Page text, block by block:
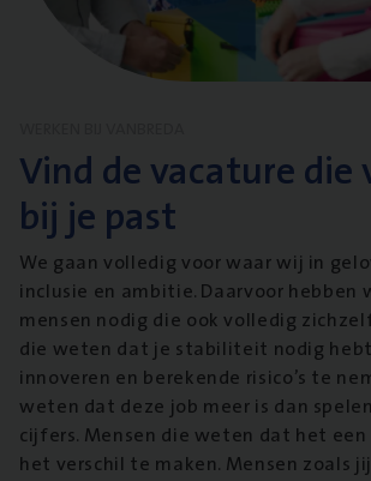
Vind de vacature die
bij je past
We gaan volledig voor waar wij in
inclusie en ambitie. Daarvoor hebben
mensen nodig die ook volledig
die weten dat je stabiliteit nodig
innoveren en berekende risico’s te
weten dat deze job meer is dan
cijfers. Mensen die weten dat het een
het verschil te maken. Mensen zoals